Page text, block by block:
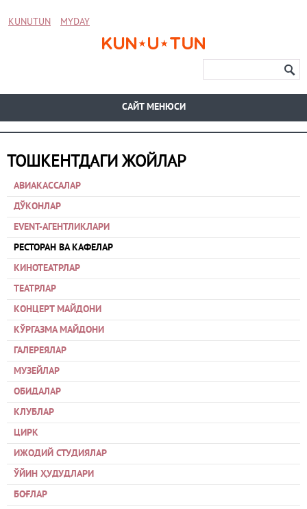
KUNUTUN MYDAY
CАЙТ МЕНЮСИ
ТОШКЕНТДАГИ ЖОЙЛАР
АВИАКАССАЛАР
ДЎКОНЛАР
EVENT-АГЕНТЛИКЛАРИ
РЕСТОРАН ВА КАФЕЛАР
КИНОТЕАТРЛАР
ТЕАТРЛАР
КОНЦЕРТ МАЙДОНИ
КЎРГАЗМА МАЙДОНИ
ГАЛЕРЕЯЛАР
МУЗЕЙЛАР
ОБИДАЛАР
КЛУБЛАР
ЦИРК
ИЖОДИЙ СТУДИЯЛАР
ЎЙИН ҲУДУДЛАРИ
БОҒЛАР